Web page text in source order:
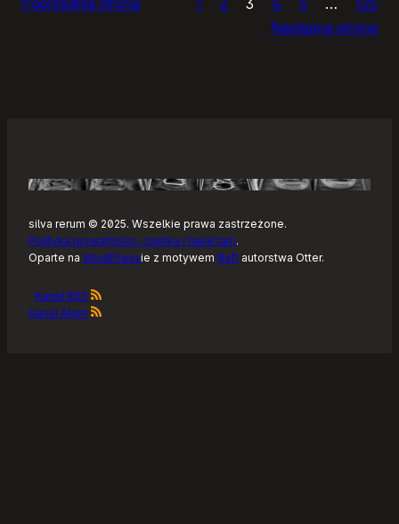
Następna strona
silva rerum © 2025. Wszelkie prawa zastrzeżone.
Polityka prywatności, ciastka i takie tam.
Oparte na WordPressie z motywem Raft autorstwa Otter.
Kanał RSS
Kanał Atom